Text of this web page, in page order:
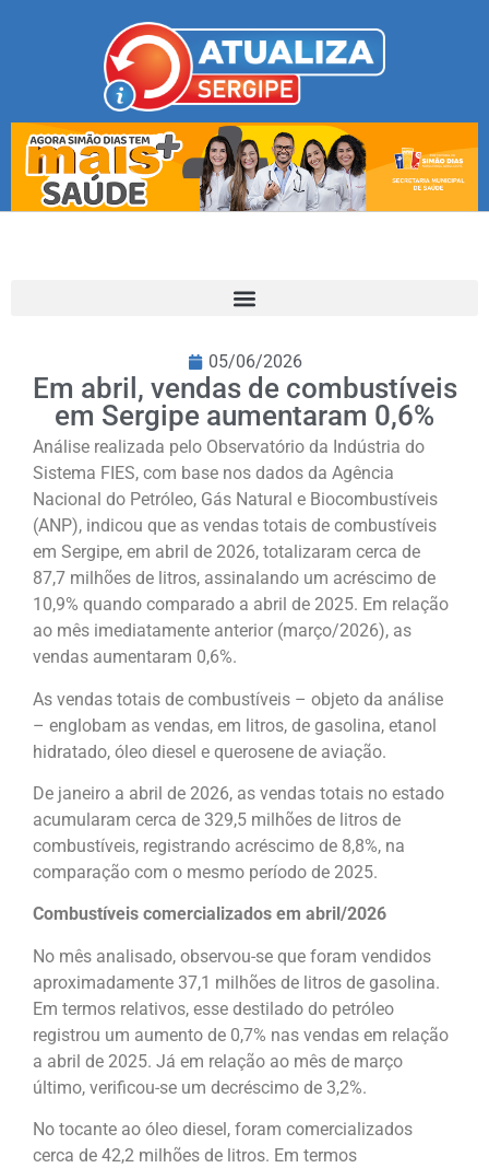
05/06/2026
Em abril, vendas de combustíveis
em Sergipe aumentaram 0,6%
Análise realizada pelo Observatório da Indústria do
Sistema FIES, com base nos dados da Agência
Nacional do Petróleo, Gás Natural e Biocombustíveis
(ANP), indicou que as vendas totais de combustíveis
em Sergipe, em abril de 2026, totalizaram cerca de
87,7 milhões de litros, assinalando um acréscimo de
10,9% quando comparado a abril de 2025. Em relação
ao mês imediatamente anterior (março/2026), as
vendas aumentaram 0,6%.
As vendas totais de combustíveis – objeto da análise
– englobam as vendas, em litros, de gasolina, etanol
hidratado, óleo diesel e querosene de aviação.
De janeiro a abril de 2026, as vendas totais no estado
acumularam cerca de 329,5 milhões de litros de
combustíveis, registrando acréscimo de 8,8%, na
comparação com o mesmo período de 2025.
Combustíveis comercializados em abril/2026
No mês analisado, observou-se que foram vendidos
aproximadamente 37,1 milhões de litros de gasolina.
Em termos relativos, esse destilado do petróleo
registrou um aumento de 0,7% nas vendas em relação
a abril de 2025. Já em relação ao mês de março
último, verificou-se um decréscimo de 3,2%.
No tocante ao óleo diesel, foram comercializados
cerca de 42,2 milhões de litros. Em termos